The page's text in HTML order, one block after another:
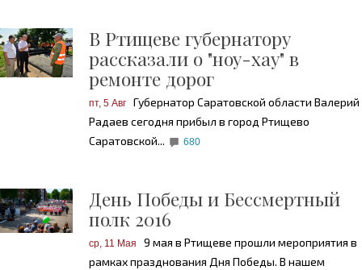
В Ртищеве губернатору
рассказали о "ноу-хау" в
ремонте дорог
пт, 5 Авг
Губернатор Саратовской области Валерий
Радаев сегодня прибыл в город Ртищево
Саратовской...
680
День Победы и Бессмертный
полк 2016
ср, 11 Мая
9 мая в Ртищеве прошли мероприятия в
рамках празднования Дня Победы. В нашем